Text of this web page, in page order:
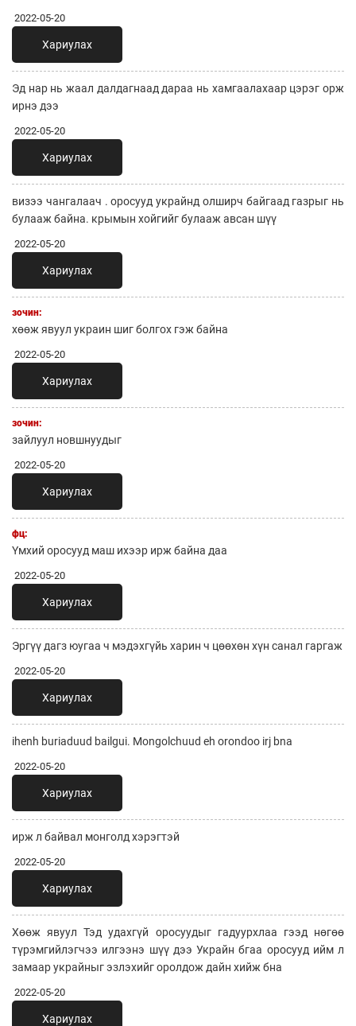
2022-05-20
Хариулах
Эд нар нь жаал далдагнаад дараа нь хамгаалахаар цэрэг орж
ирнэ дээ
2022-05-20
Хариулах
визээ чангалаач . оросууд украйнд олширч байгаад газрыг нь
булааж байна. крымын хойгийг булааж авсан шүү
2022-05-20
Хариулах
зочин:
хөөж явуул украин шиг болгох гэж байна
2022-05-20
Хариулах
зочин:
зайлуул новшнуудыг
2022-05-20
Хариулах
фц:
Үмхий оросууд маш ихээр ирж байна даа
2022-05-20
Хариулах
Эргүү дагз юугаа ч мэдэхгүйь харин ч цөөхөн хүн санал гаргаж
2022-05-20
Хариулах
ihenh buriaduud bailgui. Mongolchuud eh orondoo irj bna
2022-05-20
Хариулах
ирж л байвал монголд хэрэгтэй
2022-05-20
Хариулах
Хөөж явуул Тэд удахгүй оросуудыг гадуурхлаа гээд нөгөө
түрэмгийлэгчээ илгээнэ шүү дээ Украйн бгаа оросууд ийм л
замаар украйныг эзлэхийг оролдож дайн хийж бна
2022-05-20
Хариулах